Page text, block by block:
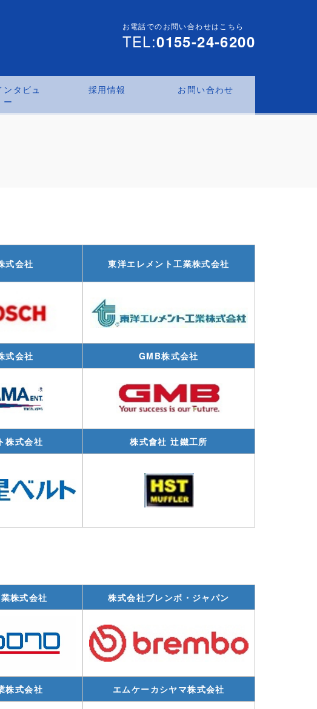
お電話でのお問い合わせはこちら
TEL:0155-24-6200
タビュ
ー
採用情報 お問い合わせ
式会社 東洋エレメント工業株式会社
式会社 GMB株式会社
株式会社 株式會社 辻鐵工所
株式会社 株式会社ブレンボ・ジャパン
株式会社 エムケーカシヤマ株式会社